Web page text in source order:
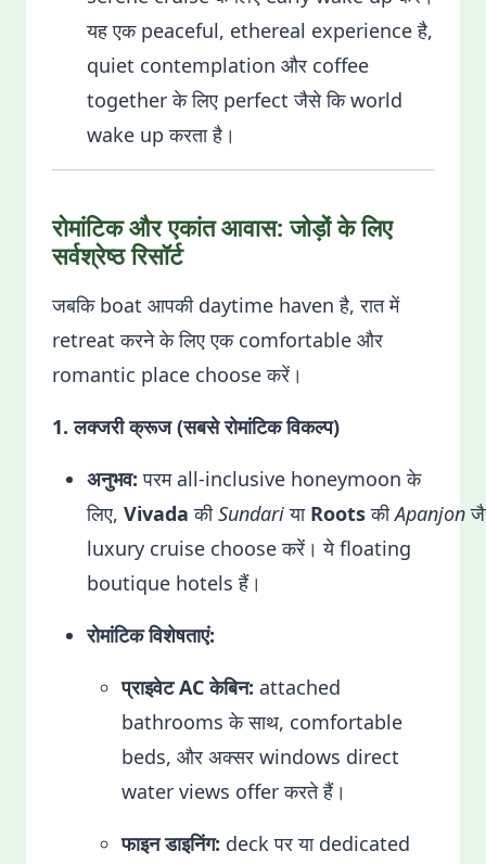
यह एक peaceful, ethereal experience है,
quiet contemplation और coffee
together के लिए perfect जैसे कि world
wake up करता है।
रोमांटिक और एकांत आवास: जोड़ों के लिए
सर्वश्रेष्ठ रिसॉर्ट
जबकि boat आपकी daytime haven है, रात में
retreat करने के लिए एक comfortable और
romantic place choose करें।
1. लक्जरी क्रूज (सबसे रोमांटिक विकल्प)
अनुभव: परम all-inclusive honeymoon के
लिए, Vivada कीSundariया RootsकीApanjon
luxury cruise choose करें। ये floating
boutique hotels हैं।
रोमांटिक विशेषताएं:
प्राइवेट AC केबिन: attached
bathrooms के साथ, comfortable
beds, और अक्सर windows direct
water views offer करते हैं।
फाइन डाइनिंग: deck पर या dedicated